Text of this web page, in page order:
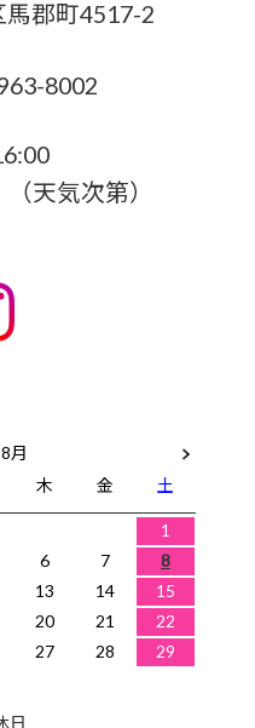
郡町4517-2
8002
天気次第）
月
木 金 土
1
6 7
8
13 14
15
20 21
22
27 28
29
日